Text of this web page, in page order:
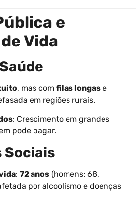
e
Vida
, mas com filas longas e
em regiões rurais.
: Crescimento em grandes
pode pagar.
Sociais
: 72 anos (homens: 68,
por alcoolismo e doenças